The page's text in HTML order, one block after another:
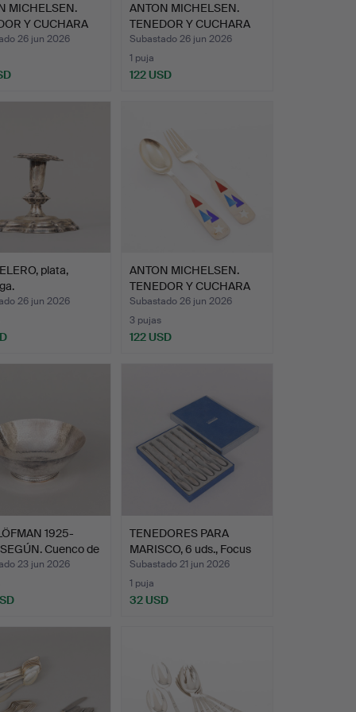
MICHELSEN.
Y CUCHARA
26 jun 2026
ANTON MICHELSEN.
TENEDOR Y CUCHARA
DE NAVI…
Subastado 26 jun 2026
1 puja
122 USD
plata,
26 jun 2026
ANTON MICHELSEN.
TENEDOR Y CUCHARA
DE NAVI…
Subastado 26 jun 2026
3 pujas
122 USD
1925-
Cuenco de
23 jun 2026
TENEDORES PARA
MARISCO, 6 uds., Focus
stee…
Subastado 21 jun 2026
1 puja
32 USD